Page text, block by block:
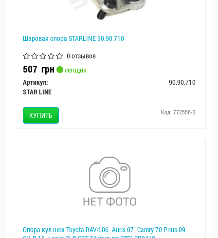
Шаровая опора STARLINE 90.90.710
0 отзывов
507 грн
сегодня
Артикул:
90.90.710
STAR LINE
КУПИТЬ Код: 772556-2
Опора кул ниж Toyota RAV4 06- Auris 07- Camry 70 Prius 09-